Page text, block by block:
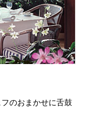
のおまかせに舌鼓